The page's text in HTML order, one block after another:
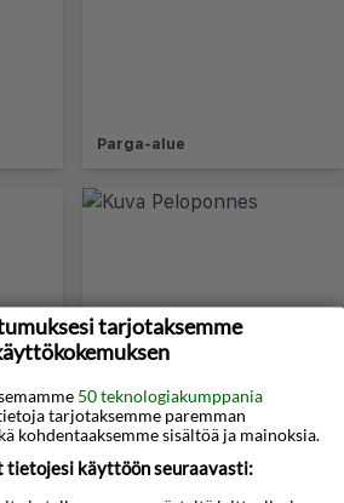
Parga-alue
Peloponnes
tarjotaksemme
50 teknologiakumppania
tarjotaksemme paremman
kohdentaaksemme sisältöä ja mainoksia.
tietojesi käyttöön seuraavasti: